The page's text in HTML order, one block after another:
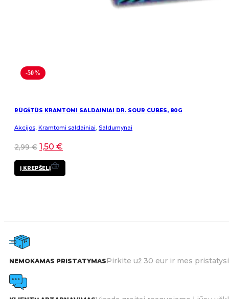
-50%
RŪGŠTŪS KRAMTOMI SALDAINIAI DR. SOUR CUBES, 80G
Akcijos, Kramtomi saldainiai, Saldumynai
2,99€ 1,50 €
Į KREPŠELĮ
NEMOKAMAS PRISTATYMASPirkite už 30 eur ir mes